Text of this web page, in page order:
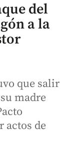
del
a la
que salir
madre
actos de